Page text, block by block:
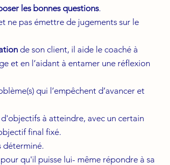
les bonnes questions.
ne pas émettre de jugements sur le
de son client, il aide le coaché à
et en l’aidant à entamer une réflexion
qui l’empêchent d’avancer et
à atteindre, avec un certain
final fixé.
déterminé.
qu'il puisse lui- même répondre à sa